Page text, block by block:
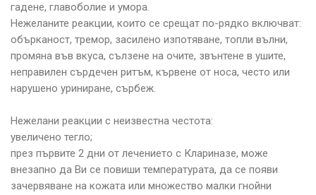
гадене, главоболие и умора.
Нежеланите реакции, които се срещат по-рядко включват:
обърканост, тремор, засилено изпотяване, топли вълни,
промяна във вкуса, сълзене на очите, звънтене в ушите,
неправилен сърдечен ритъм, кървене от носа, често или
нарушено уриниране, сърбеж.
Нежелани реакции с неизвестна честота:
увеличено тегло;
през първите 2 дни от лечението с Клариназе, може
внезапно да Ви се повиши температурата, да се появи
зачервяване на кожата или множество малки гнойни